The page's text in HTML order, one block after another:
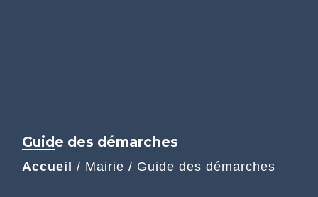
Guide des démarches
Accueil / Mairie / Guide des démarches